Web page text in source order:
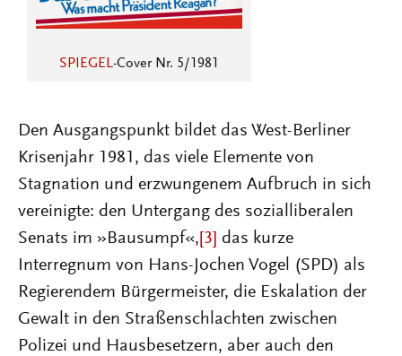
SPIEGEL-Cover Nr. 5/1981
Den Ausgangspunkt bildet das West-Berliner
Krisenjahr 1981, das viele Elemente von
Stagnation und erzwungenem Aufbruch in sich
vereinigte: den Untergang des sozialliberalen
Senats im »Bausumpf«, [3] das kurze
Interregnum von Hans-Jochen Vogel (SPD) als
Regierendem Bürgermeister, die Eskalation der
Gewalt in den Straßenschlachten zwischen
Polizei und Hausbesetzern, aber auch den